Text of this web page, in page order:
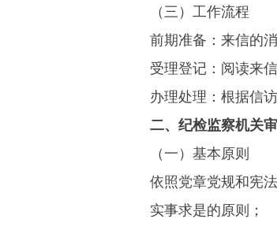
（三）工作流程
前期准备：来信的消
受理登记：阅读来信
办理处理：根据信访
二、纪检监察机关
（一）基本原则
依照党章党规和宪法
实事求是的原则；